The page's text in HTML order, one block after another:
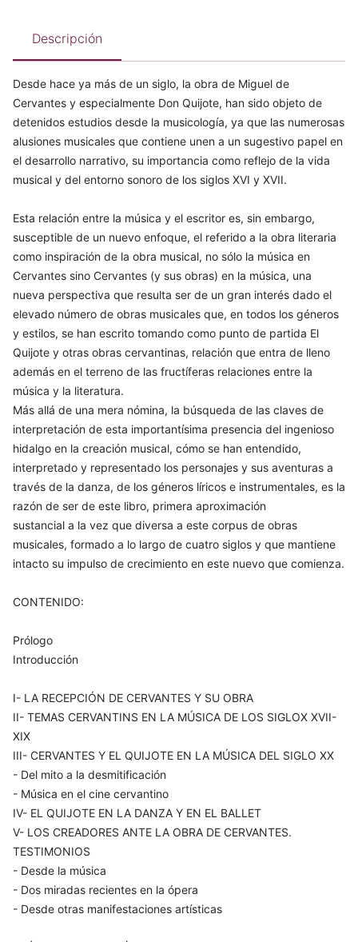
Descripción
Desde hace ya más de un siglo, la obra de Miguel de
Cervantes y especialmente Don Quijote, han sido objeto de
detenidos estudios desde la musicología, ya que las numerosas
alusiones musicales que contiene unen a un sugestivo papel en
el desarrollo narrativo, su importancia como reflejo de la vida
musical y del entorno sonoro de los siglos XVI y XVII.
Esta relación entre la música y el escritor es, sin embargo,
susceptible de un nuevo enfoque, el referido a la obra literaria
como inspiración de la obra musical, no sólo la música en
Cervantes sino Cervantes (y sus obras) en la música, una
nueva perspectiva que resulta ser de un gran interés dado el
elevado número de obras musicales que, en todos los géneros
y estilos, se han escrito tomando como punto de partida El
Quijote y otras obras cervantinas, relación que entra de lleno
además en el terreno de las fructíferas relaciones entre la
música y la literatura.
Más allá de una mera nómina, la búsqueda de las claves de
interpretación de esta importantísima presencia del ingenioso
hidalgo en la creación musical, cómo se han entendido,
interpretado y representado los personajes y sus aventuras a
través de la danza, de los géneros líricos e instrumentales, es la
razón de ser de este libro, primera aproximación
sustancial a la vez que diversa a este corpus de obras
musicales, formado a lo largo de cuatro siglos y que mantiene
intacto su impulso de crecimiento en este nuevo que comienza.
CONTENIDO:
Prólogo
Introducción
I- LA RECEPCIÓN DE CERVANTES Y SU OBRA
II- TEMAS CERVANTINS EN LA MÚSICA DE LOS SIGLOX XVII-
XIX
III- CERVANTES Y EL QUIJOTE EN LA MÚSICA DEL SIGLO XX
- Del mito a la desmitificación
- Música en el cine cervantino
IV- EL QUIJOTE EN LA DANZA Y EN EL BALLET
V- LOS CREADORES ANTE LA OBRA DE CERVANTES.
TESTIMONIOS
- Desde la música
- Dos miradas recientes en la ópera
- Desde otras manifestaciones artísticas